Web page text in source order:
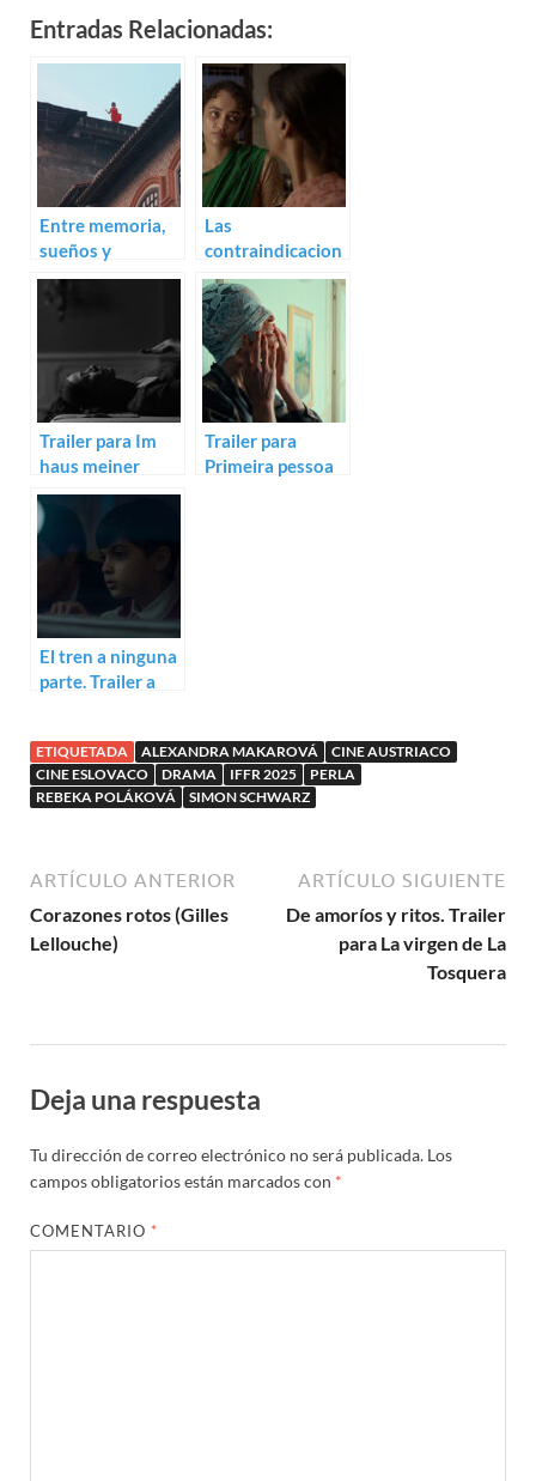
Entradas Relacionadas:
Entre memoria,
sueños y
cambios. Trailer
para Tears in
Las
contraindicacion
es de encontrar
pareja. Trailer
para Bad Girl
Trailer para Im
haus meiner
eltern de Tim
Ellrich
Trailer para
Primeira pessoa
El tren a ninguna
parte. Trailer a
Navaee
ETIQUETADA ALEXANDRA MAKAROVÁ
CINE AUSTRIACO
CINE ESLOVACO
DRAMA IFFR 2025
PERLA
REBEKA POLÁKOVÁ
SIMON SCHWARZ
ARTÍCULO ANTERIOR
Corazones rotos (Gilles
Lellouche)
ARTÍCULO SIGUIENTE
De amoríos y ritos. Trailer
para La virgen de La
Tosquera
Deja una respuesta
Tu dirección de correo electrónico no será publicada. Los
campos obligatorios están marcados con *
COMENTARIO *